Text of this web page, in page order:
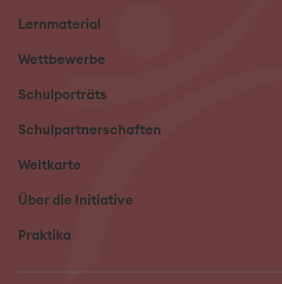
Lernmaterial
Wettbewerbe
Schulporträts
Schulpartnerschaften
Weltkarte
Über die Initiative
Praktika